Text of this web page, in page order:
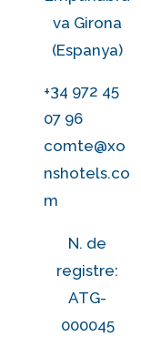
va Girona
(Espanya)
+34 972 45
07 96
comte@xo
nshotels.co
m
N. de
registre:
ATG-
000045